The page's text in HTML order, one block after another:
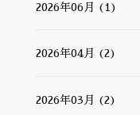
2026年06月 (1)
2026年04月 (2)
2026年03月 (2)